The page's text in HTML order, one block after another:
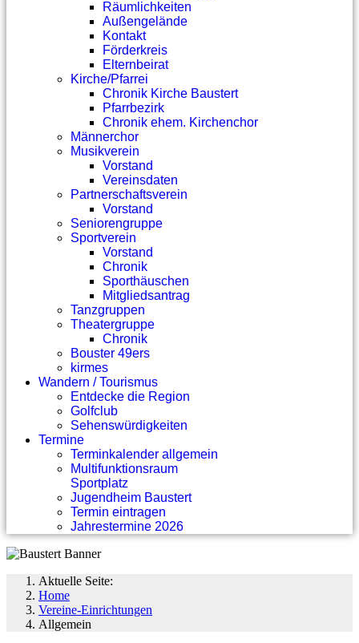
Räumlichkeiten
Außengelände
Kontakt
Förderkreis
Elternbeirat
Kirche/Pfarrei
Chronik Kirche Baustert
Pfarrbezirk
Chronik ehem. Kirchenchor
Männerchor
Musikverein
Vorstand
Vereinsdaten
Partnerschaftsverein
Vorstand
Seniorengruppe
Sportverein
Vorstand
Chronik
Sporthäuschen
Mitgliedsantrag
Tanzgruppen
Theatergruppe
Chronik
Bouster 49ers
kirmes
Wandern / Tourismus
Entdecke die Region
Golfclub
Sehenswürdigkeiten
Termine
Terminkalender allgemein
Multifunktionsraum
Sportplatz
Jugendheim Baustert
Termin eintragen
Jahrestermine 2026
Aktuelle Seite:
Home
Vereine-Einrichtungen
Allgemein